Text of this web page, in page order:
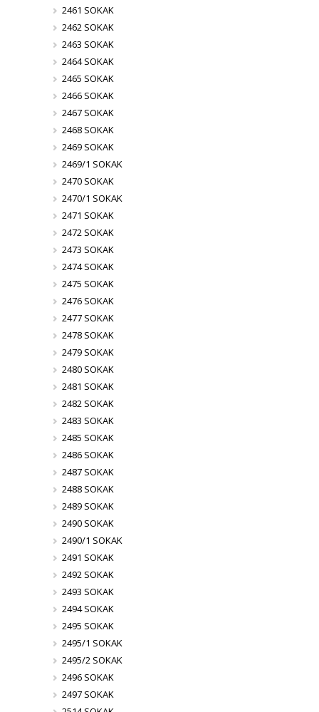
2461 SOKAK
2462 SOKAK
2463 SOKAK
2464 SOKAK
2465 SOKAK
2466 SOKAK
2467 SOKAK
2468 SOKAK
2469 SOKAK
2469/1 SOKAK
2470 SOKAK
2470/1 SOKAK
2471 SOKAK
2472 SOKAK
2473 SOKAK
2474 SOKAK
2475 SOKAK
2476 SOKAK
2477 SOKAK
2478 SOKAK
2479 SOKAK
2480 SOKAK
2481 SOKAK
2482 SOKAK
2483 SOKAK
2485 SOKAK
2486 SOKAK
2487 SOKAK
2488 SOKAK
2489 SOKAK
2490 SOKAK
2490/1 SOKAK
2491 SOKAK
2492 SOKAK
2493 SOKAK
2494 SOKAK
2495 SOKAK
2495/1 SOKAK
2495/2 SOKAK
2496 SOKAK
2497 SOKAK